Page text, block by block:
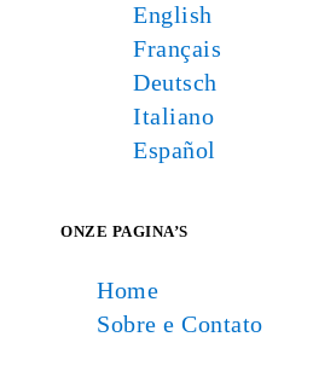
English
Français
Deutsch
Italiano
Español
ONZE PAGINA’S
Home
Sobre e Contato